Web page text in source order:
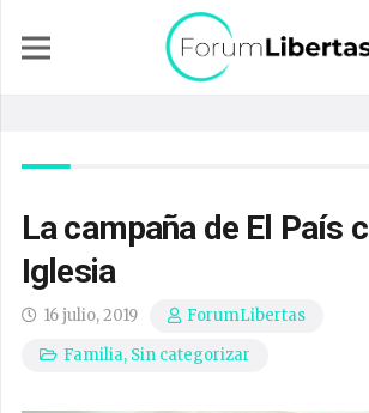
La campaña de El País
Iglesia
16 julio, 2019
ForumLibertas
Familia, Sin categorizar